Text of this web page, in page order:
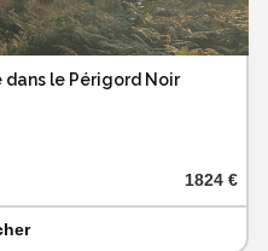
le Périgord Noir
1824 €